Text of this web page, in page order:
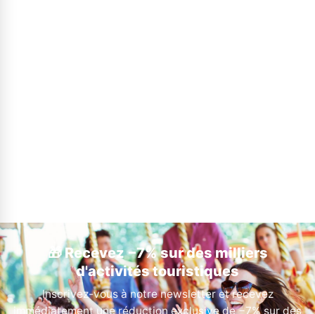
🎁 Recevez −7% sur des milliers
d'activités touristiques
Inscrivez-vous à notre newsletter et recevez
immédiatement une réduction exclusive de −7% sur des